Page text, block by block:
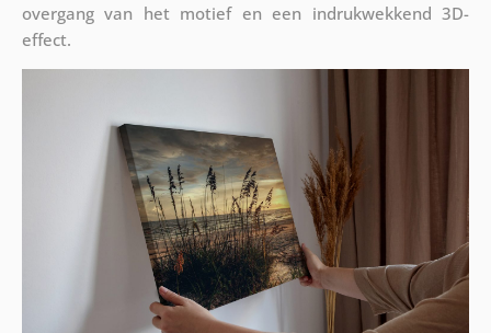
overgang van het motief en een indrukwekkend 3D-
effect.